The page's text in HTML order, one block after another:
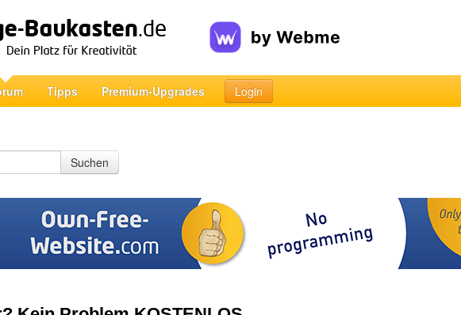
Tipps Premium-Upgrades Login
Suchen